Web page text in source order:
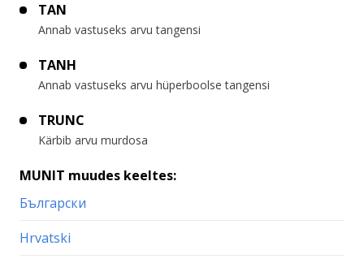
TAN
Annab vastuseks arvu tangensi
TANH
Annab vastuseks arvu hüperboolse tangensi
TRUNC
Kärbib arvu murdosa
MUNIT muudes keeltes:
Български
Hrvatski